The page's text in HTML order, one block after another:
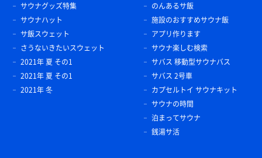
サウナグッズ特集
サウナハット
サ飯スウェット
さうないきたいスウェット
2021年 夏 その1
2021年 夏 その1
2021年 冬
のんあるサ飯
施設のおすすめサウナ飯
アプリ作ります
サウナ楽しむ検索
サバス 移動型サウナバス
サバス 2号車
カプセルトイ サウナキット
サウナの時間
泊まってサウナ
銭湯サ活